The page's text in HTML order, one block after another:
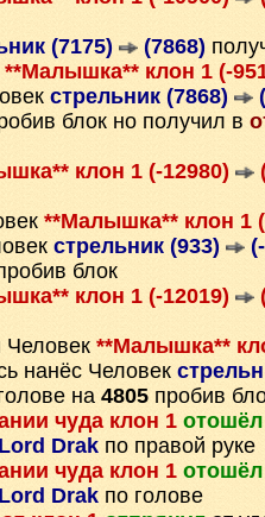
(7175) (7868)
**Малышка** клон 1 (-
стрельник (7868)
блок но получил в
клон 1 (-12980)
**Малышка** клон 1
стрельник (933)
блок
клон 1 (-12019)
**Малышка**
нанёс Человек
на 4805 пробив
чуда клон 1 отошёл
Drak по правой руке
чуда клон 1
Drak по голове